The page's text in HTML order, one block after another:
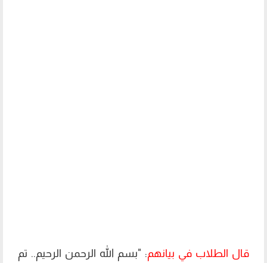
قال الطلاب في بيانهم: "بسم الله الرحمن الرحيم.. تم